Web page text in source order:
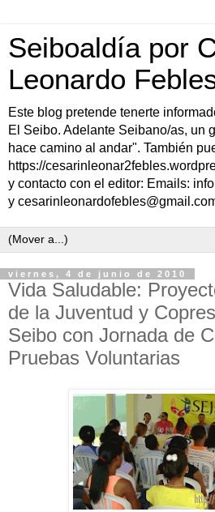
Seiboaldía por
Leonardo
Este blog pretende tenerte
El Seibo. Adelante Seibano/as, un
hace camino al andar". También
https://
y contacto con el editor: Emails:
y
viernes, 4 de junio de 2010
Vida Saludable:
de la Juventud y
Seibo con Jornada de
Pruebas Voluntarias